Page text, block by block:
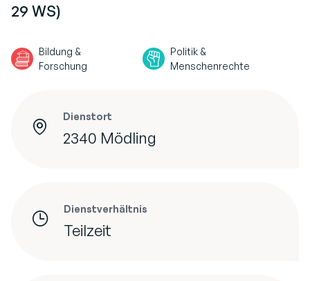
29 WS)
Bildung &
Forschung
Politik &
Menschenrechte
Dienstort
2340 Mödling
Dienstverhältnis
Teilzeit